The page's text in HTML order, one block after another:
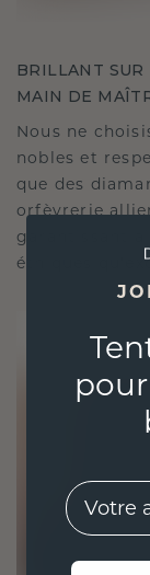
BRILLANT
MAIN DE
Nous ne
nobles et
que des
orfèvrerie
garantissant
éthiques
EMail